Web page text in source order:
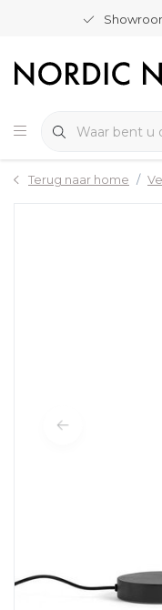
Terug naar home